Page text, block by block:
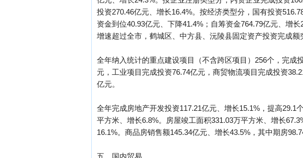
投资270.46亿元、增长16.4%。按经济类型分，国有投资
资金到位40.93亿元、下降41.4%；自筹资金764.79亿元、增
增速超过全市，鹤城区、中方县、沅陵县固定资产投资完成
全年纳入统计的重点建设项目（不含跨区项目）256个，完成
元，工业项目完成投资76.74亿元，商贸物流项目完成投资
亿元。
全年完成房地产开发投资117.21亿元、增长15.1%，提高29.1
平方米、增长6.8%。房屋竣工面积331.03万平方米、增长
16.1%。商品房销售额145.34亿元、增长43.5%，其中期房
五、国内贸易